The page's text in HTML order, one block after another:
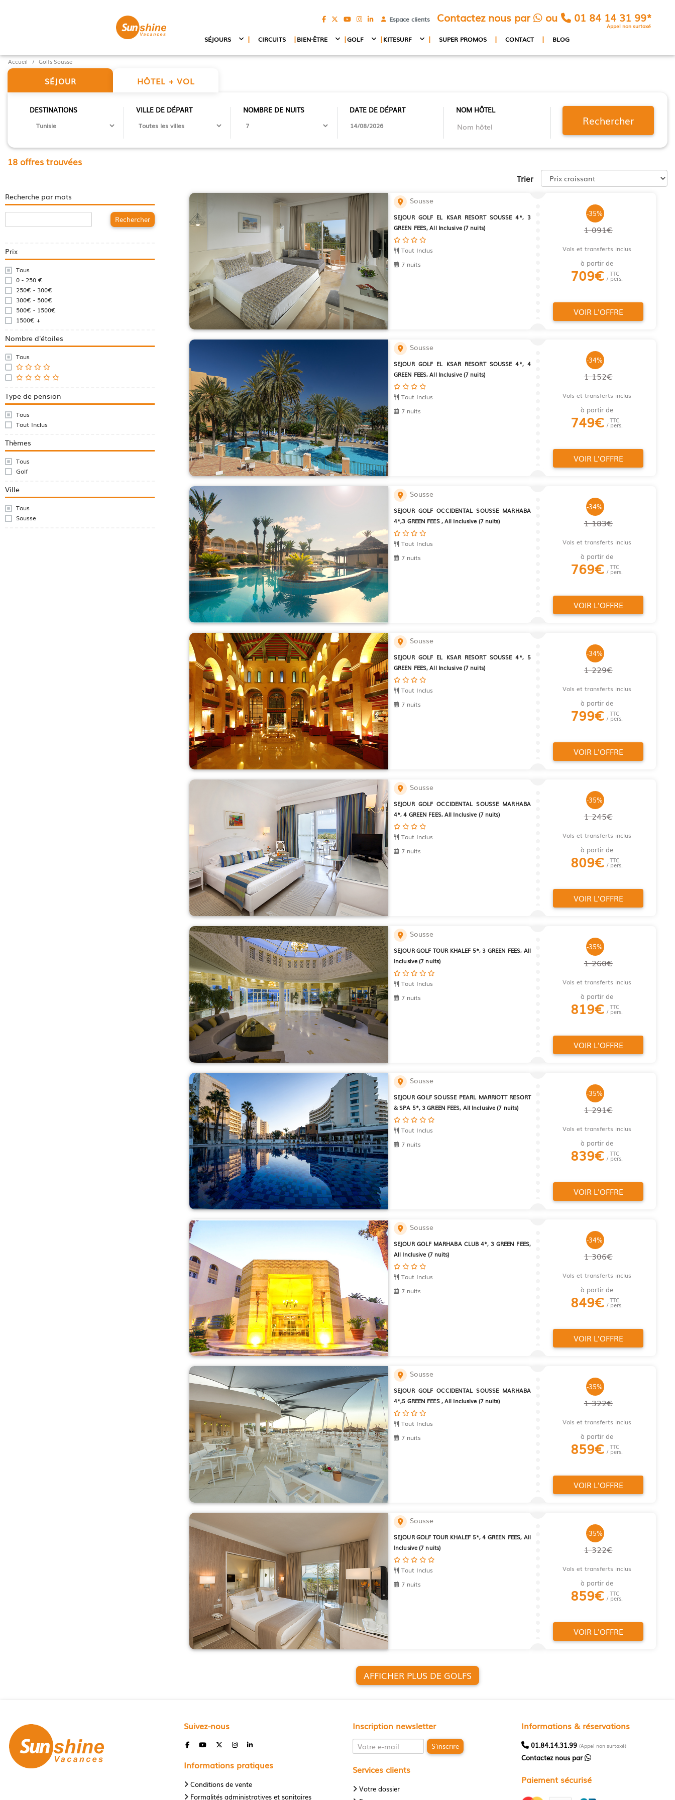
SÉJOURS | CIRCUITS |BIEN-ÊTRE |GOLF |KITESURF | SUPER PROMOS | CONTACT | BLOG
Espace clients Contactez nous par ou 01 84 14 31 99*
Appel non surtaxé
Accueil Golfs Sousse
SÉJOUR HÔTEL + VOL
DESTINATIONS VILLE DE DÉPART NOMBRE DE NUITS DATE DE DÉPART NOM HÔTEL
Rechercher
18 offres trouvées
Recherche par mots
Rechercher
Prix
Tous
0 - 250 €
250€ - 300€
300€ - 500€
500€ - 1500€
1500€ +
Nombre d'étoiles
Tous
Type de pension
Tous
Tout Inclus
Thèmes
Tous
Golf
Ville
Tous
Sousse
Trier
Sousse
SEJOUR GOLF EL KSAR RESORT SOUSSE 4*, 3
GREEN FEES, All Inclusive (7 nuits)
Tout Inclus
7 nuits
-35%
1 091€
Vols et transferts inclus
à partir de
709€ TTC
/ pers.
VOIR L'OFFRE
Sousse
SEJOUR GOLF EL KSAR RESORT SOUSSE 4*, 4
GREEN FEES, All Inclusive (7 nuits)
Tout Inclus
7 nuits
-34%
1 152€
Vols et transferts inclus
à partir de
749€ TTC
/ pers.
VOIR L'OFFRE
Sousse
SEJOUR GOLF OCCIDENTAL SOUSSE MARHABA
4*,3 GREEN FEES , All Inclusive (7 nuits)
Tout Inclus
7 nuits
-34%
1 183€
Vols et transferts inclus
à partir de
769€ TTC
/ pers.
VOIR L'OFFRE
Sousse
SEJOUR GOLF EL KSAR RESORT SOUSSE 4*, 5
GREEN FEES, All Inclusive (7 nuits)
Tout Inclus
7 nuits
-34%
1 229€
Vols et transferts inclus
à partir de
799€ TTC
/ pers.
VOIR L'OFFRE
Sousse
SEJOUR GOLF OCCIDENTAL SOUSSE MARHABA
4*, 4 GREEN FEES, All Inclusive (7 nuits)
Tout Inclus
7 nuits
-35%
1 245€
Vols et transferts inclus
à partir de
809€ TTC
/ pers.
VOIR L'OFFRE
Sousse
SEJOUR GOLF TOUR KHALEF 5*, 3 GREEN FEES, All
Inclusive (7 nuits)
Tout Inclus
7 nuits
-35%
1 260€
Vols et transferts inclus
à partir de
819€ TTC
/ pers.
VOIR L'OFFRE
Sousse
SEJOUR GOLF SOUSSE PEARL MARRIOTT RESORT
& SPA 5*, 3 GREEN FEES, All Inclusive (7 nuits)
Tout Inclus
7 nuits
-35%
1 291€
Vols et transferts inclus
à partir de
839€ TTC
/ pers.
VOIR L'OFFRE
Sousse
SEJOUR GOLF MARHABA CLUB 4*, 3 GREEN FEES,
All Inclusive (7 nuits)
Tout Inclus
7 nuits
-34%
1 306€
Vols et transferts inclus
à partir de
849€ TTC
/ pers.
VOIR L'OFFRE
Sousse
SEJOUR GOLF OCCIDENTAL SOUSSE MARHABA
4*,5 GREEN FEES , All Inclusive (7 nuits)
Tout Inclus
7 nuits
-35%
1 322€
Vols et transferts inclus
à partir de
859€ TTC
/ pers.
VOIR L'OFFRE
Sousse
SEJOUR GOLF TOUR KHALEF 5*, 4 GREEN FEES, All
Inclusive (7 nuits)
Tout Inclus
7 nuits
-35%
1 322€
Vols et transferts inclus
à partir de
859€ TTC
/ pers.
VOIR L'OFFRE
AFFICHER PLUS DE GOLFS
Suivez-nous
Informations pratiques
Conditions de vente
Formalités administratives et sanitaires
Inscription newsletter
S'inscrire
Services clients
Votre dossier
Informations & réservations
01.84.14.31.99 (Appel non surtaxé)
Contactez nous par
Paiement sécurisé